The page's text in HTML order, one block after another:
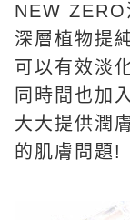
NEW
深層植物提
可以有效淡
同時間也加
大大提供潤
的肌膚問題!